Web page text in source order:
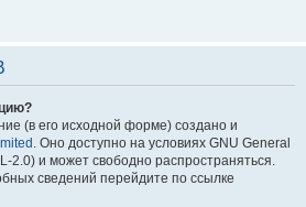
(в его исходной форме) создано и
. Оно доступно на условиях GNU General
2.0) и может свободно распространяться.
сведений перейдите по ссылке